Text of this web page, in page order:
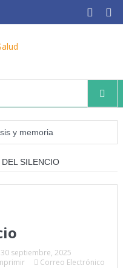
y memoria
y Nutrición en el
SILENCIO
30 septiembre, 2025
Correo Electrónico